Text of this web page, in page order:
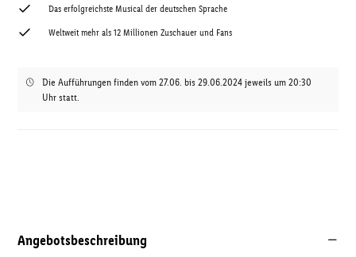
Das erfolgreichste Musical der deutschen Sprache
Weltweit mehr als 12 Millionen Zuschauer und Fans
Die Aufführungen finden vom 27.06. bis 29.06.2024 jeweils um 20:30
Uhr statt.
Angebotsbeschreibung